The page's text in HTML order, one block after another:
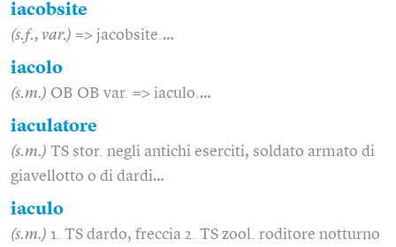
iacobsite
(s.f., var.) => jacobsite.…
iacolo
(s.m.) OB OB var. => iaculo.…
iaculatore
(s.m.) TS stor. negli antichi eserciti, soldato armato di
giavellotto o di dardi…
iaculo
(s.m.) 1. TS dardo, freccia 2. TS zool. roditore notturno